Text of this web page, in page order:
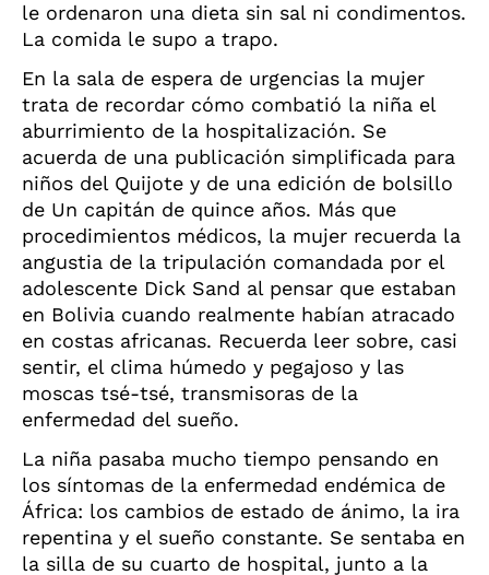
le ordenaron una dieta sin sal ni condimentos.
La comida le supo a trapo.
En la sala de espera de urgencias la mujer
trata de recordar cómo combatió la niña el
aburrimiento de la hospitalización. Se
acuerda de una publicación simplificada para
niños del Quijote y de una edición de bolsillo
de Un capitán de quince años. Más que
procedimientos médicos, la mujer recuerda la
angustia de la tripulación comandada por el
adolescente Dick Sand al pensar que estaban
en Bolivia cuando realmente habían atracado
en costas africanas. Recuerda leer sobre, casi
sentir, el clima húmedo y pegajoso y las
moscas tsé-tsé, transmisoras de la
enfermedad del sueño.
La niña pasaba mucho tiempo pensando en
los síntomas de la enfermedad endémica de
África: los cambios de estado de ánimo, la ira
repentina y el sueño constante. Se sentaba en
la silla de su cuarto de hospital, junto a la